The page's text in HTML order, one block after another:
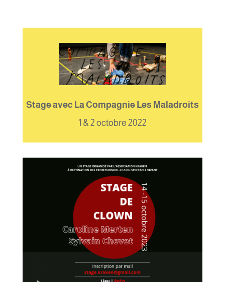
Stage avec La Compagnie Les Maladroits
1 & 2 octobre 2022